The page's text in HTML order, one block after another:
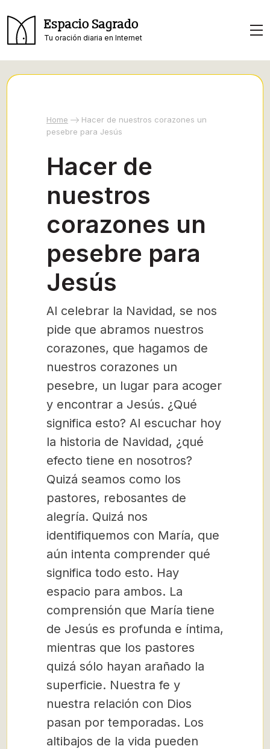
Espacio Sagrado
Tu oración diaria en Internet
Home
Hacer de nuestros corazones un
pesebre para Jesús
Hacer de
nuestros
corazones un
pesebre para
Jesús
Al celebrar la Navidad, se nos
pide que abramos nuestros
corazones, que hagamos de
nuestros corazones un
pesebre, un lugar para acoger
y encontrar a Jesús. ¿Qué
significa esto? Al escuchar hoy
la historia de Navidad, ¿qué
efecto tiene en nosotros?
Quizá seamos como los
pastores, rebosantes de
alegría. Quizá nos
identifiquemos con María, que
aún intenta comprender qué
significa todo esto. Hay
espacio para ambos. La
comprensión que María tiene
de Jesús es profunda e íntima,
mientras que los pastores
quizá sólo hayan arañado la
superficie. Nuestra fe y
nuestra relación con Dios
pasan por temporadas. Los
altibajos de la vida pueden